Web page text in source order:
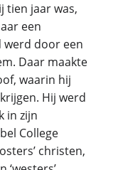
tien jaar was,
een
werd door een
Daar maakte
waarin hij
Hij werd
in zijn
College
christen,